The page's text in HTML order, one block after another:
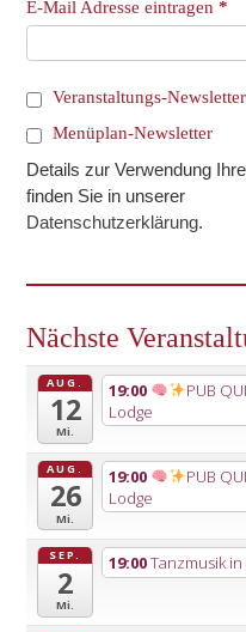
E-Mail Adresse eintragen*
Veranstaltungs-Newsletter
Menüplan-Newsletter
Details zur Verwendung
finden Sie in unserer
Datenschutzerklärung.
Nächste
AUG.
12
Mi.
19:00 PUB
Lodge
AUG.
26
Mi.
19:00 PUB
Lodge
SEP.
2
Mi.
19:00Tanzmusik